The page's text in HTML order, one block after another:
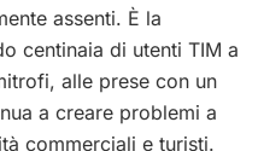
assenti. È la
centinaia di utenti TIM a
alle prese con un
a creare problemi a
commerciali e turisti.